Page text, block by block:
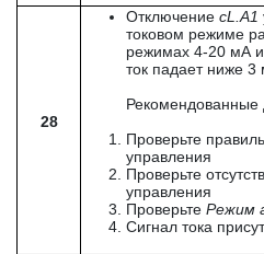
28
Отключение cL A1
токовом режиме
режимах 4-20 мА и
ток падает ниже 3
Рекомендованные
Проверьте
управления
Проверьте
управления
Проверьте Режим
Сигнал тока